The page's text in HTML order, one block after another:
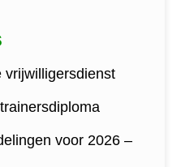
vrijwilligersdienst
voor 2026 –